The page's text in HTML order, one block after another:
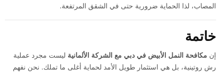
المصاب، لذا الحماية ضرورية حتى في الشقق المرتفعة.
خاتمة
إن مكافحة النمل الأبيض في دبي مع الشركة الألمانية ليست مجرد عملية
رش روتينية، بل هي استثمار طويل الأمد لحماية أغلى ما تملك. نحن نفهم